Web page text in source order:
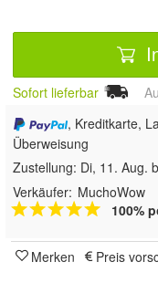
Sofort lieferbar
, Kreditkarte,
Überweisung
Zustellung: Di, 11. Aug.
Verkäufer: MuchoWow
100%
Merken Preis